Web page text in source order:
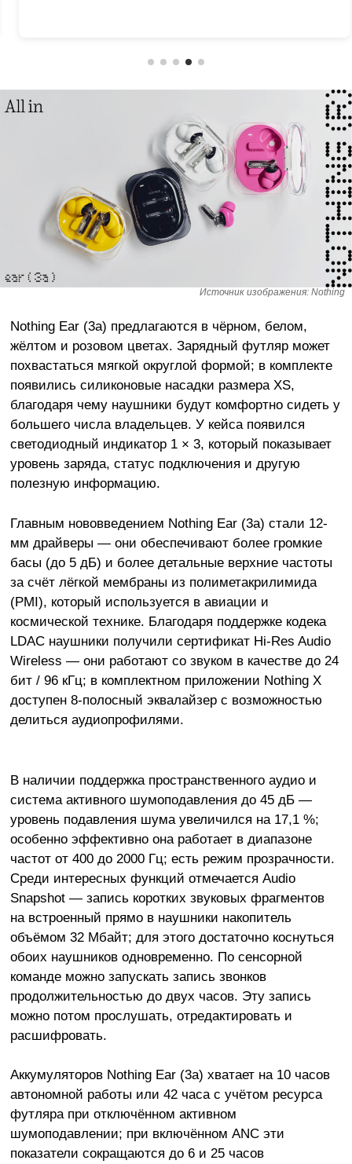
Источник изображения: Nothing
Nothing Ear (3a) предлагаются в чёрном, белом,
жёлтом и розовом цветах. Зарядный футляр может
похвастаться мягкой округлой формой; в комплекте
появились силиконовые насадки размера XS,
благодаря чему наушники будут комфортно сидеть у
большего числа владельцев. У кейса появился
светодиодный индикатор 1 × 3, который показывает
уровень заряда, статус подключения и другую
полезную информацию.
Главным нововведением Nothing Ear (3a) стали 12-
мм драйверы — они обеспечивают более громкие
басы (до 5 дБ) и более детальные верхние частоты
за счёт лёгкой мембраны из полиметакрилимида
(PMI), который используется в авиации и
космической технике. Благодаря поддержке кодека
LDAC наушники получили сертификат Hi-Res Audio
Wireless — они работают со звуком в качестве до 24
бит / 96 кГц; в комплектном приложении Nothing X
доступен 8-полосный эквалайзер с возможностью
делиться аудиопрофилями.
В наличии поддержка пространственного аудио и
система активного шумоподавления до 45 дБ —
уровень подавления шума увеличился на 17,1 %;
особенно эффективно она работает в диапазоне
частот от 400 до 2000 Гц; есть режим прозрачности.
Среди интересных функций отмечается Audio
Snapshot — запись коротких звуковых фрагментов
на встроенный прямо в наушники накопитель
объёмом 32 Мбайт; для этого достаточно коснуться
обоих наушников одновременно. По сенсорной
команде можно запускать запись звонков
продолжительностью до двух часов. Эту запись
можно потом прослушать, отредактировать и
расшифровать.
Аккумуляторов Nothing Ear (3a) хватает на 10 часов
автономной работы или 42 часа с учётом ресурса
футляра при отключённом активном
шумоподавлении; при включённом ANC эти
показатели сокращаются до 6 и 25 часов